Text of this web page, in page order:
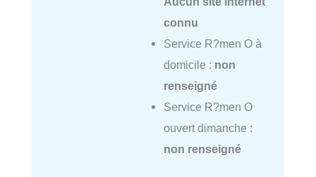
connu
Service R?men O à
domicile : non
renseigné
Service R?men O
ouvert dimanche :
non renseigné